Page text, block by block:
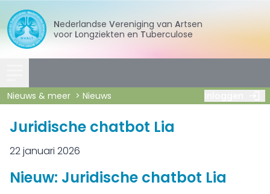
Nederlandse Vereniging van
Artsen
voor Longziekten en Tuberculose
Nieuws & meer Nieuws
Juridische chatbot Lia
22 januari 2026
Nieuw: Juridische chatbot Lia